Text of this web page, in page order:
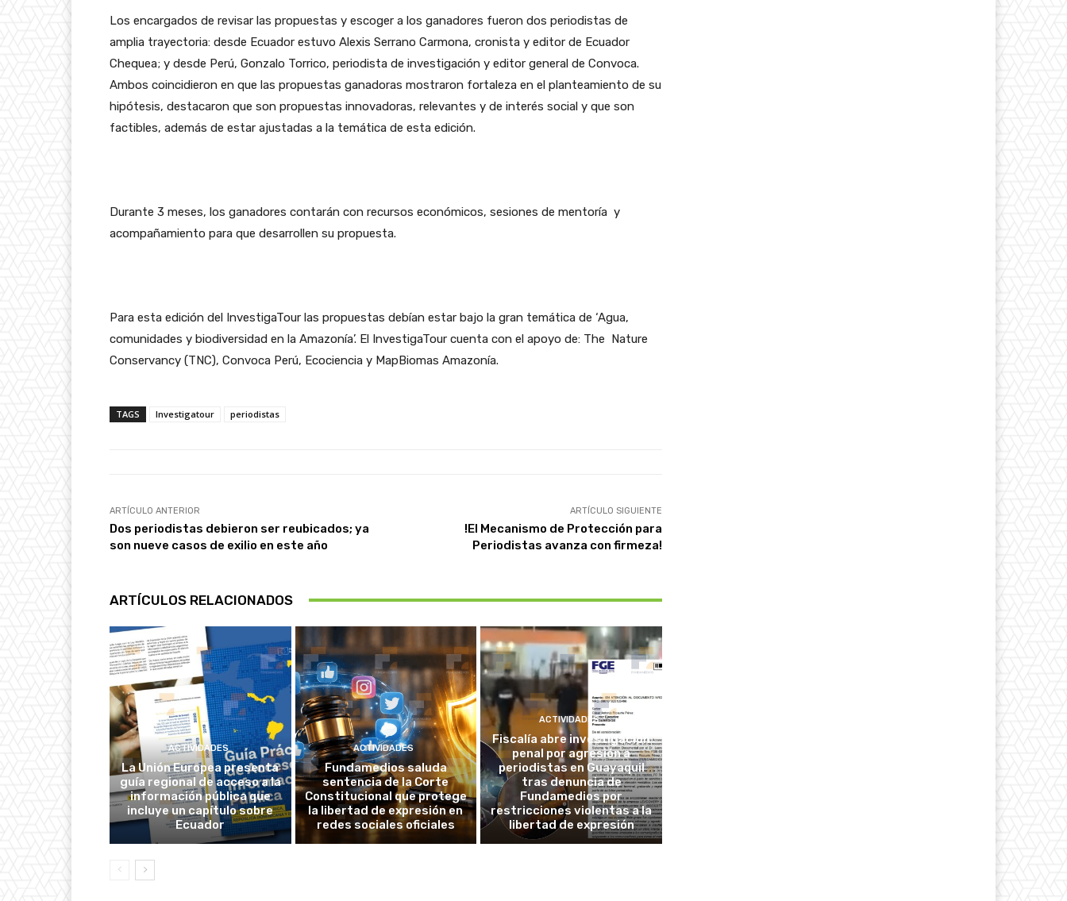
Los encargados de revisar las propuestas y escoger a los ganadores fueron dos periodistas de
amplia trayectoria: desde Ecuador estuvo Alexis Serrano Carmona, cronista y editor de Ecuador
Chequea; y desde Perú, Gonzalo Torrico, periodista de investigación y editor general de Convoca.
Ambos coincidieron en que las propuestas ganadoras mostraron fortaleza en el planteamiento de su
hipótesis, destacaron que son propuestas innovadoras, relevantes y de interés social y que son
factibles, además de estar ajustadas a la temática de esta edición.
Durante 3 meses, los ganadores contarán con recursos económicos, sesiones de mentoría y
acompañamiento para que desarrollen su propuesta.
Para esta edición del InvestigaTour las propuestas debían estar bajo la gran temática de ‘Agua,
comunidades y biodiversidad en la Amazonía’. El InvestigaTour cuenta con el apoyo de: The Nature
Conservancy (TNC), Convoca Perú, Ecociencia y MapBiomas Amazonía.
TAGS Investigatour periodistas
ARTÍCULO ANTERIOR
Dos periodistas debieron ser reubicados; ya
son nueve casos de exilio en este año
ARTÍCULO SIGUIENTE
!El Mecanismo de Protección para
Periodistas avanza con firmeza!
ARTÍCULOS RELACIONADOS
ACTIVIDADES
La Unión Europea presenta
guía regional de acceso a la
información pública que
incluye un capítulo sobre
Ecuador
ACTIVIDADES
Fundamedios saluda
sentencia de la Corte
Constitucional que protege
la libertad de expresión en
redes sociales oficiales
ACTIVIDADES
Fiscalía abre investigación
penal por agresión a
periodistas en Guayaquil
tras denuncia de
Fundamedios por
restricciones violentas a la
libertad de expresión